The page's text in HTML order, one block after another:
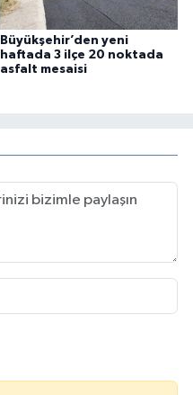
Büyükşehir’den yeni
haftada 3 ilçe 20 noktada
asfalt mesaisi